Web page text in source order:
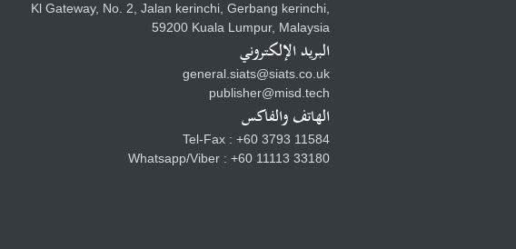
Kl Gateway, No. 2, Jalan kerinchi, Gerbang kerinchi,
59200 Kuala Lumpur, Malaysia
البريد الإلكتروني
general.siats@siats.co.uk
publisher@misd.tech
الهاتف والفاكس
Tel-Fax : +60 3793 11584
Whatsapp/Viber : +60 11113 33180